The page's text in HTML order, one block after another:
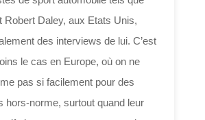
Robert Daley, aux Etats Unis,
des interviews de lui. C’est
le cas en Europe, où on ne
pas si facilement pour des
hors-norme, surtout quand leur